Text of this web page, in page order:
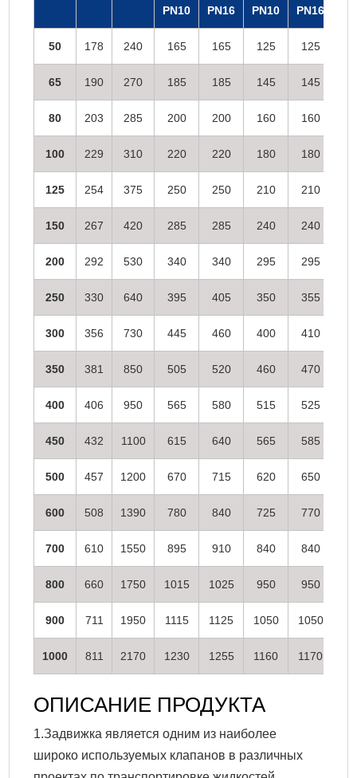
PN10 PN16 PN10 PN16
50 178 240 165 165 125 125
65 190 270 185 185 145 145
80 203 285 200 200 160 160
100 229 310 220 220 180 180
125 254 375 250 250 210 210
150 267 420 285 285 240 240
200 292 530 340 340 295 295
250 330 640 395 405 350 355
300 356 730 445 460 400 410
350 381 850 505 520 460 470
400 406 950 565 580 515 525
450 432 1100 615 640 565 585
500 457 1200 670 715 620 650
600 508 1390 780 840 725 770
700 610 1550 895 910 840 840
800 660 1750 1015 1025 950 950
900 711 1950 1115 1125 1050 1050
1000 811 2170 1230 1255 1160 1170
ОПИСАНИЕ ПРОДУКТА
1.Задвижка является одним из наиболее
широко используемых клапанов в различных